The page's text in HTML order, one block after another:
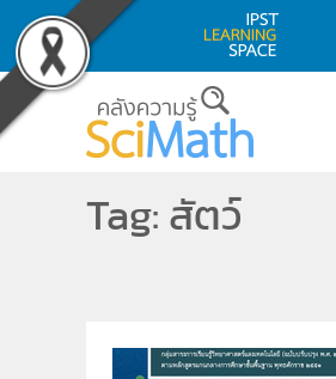
Skip to main content
Tag: สัตว์